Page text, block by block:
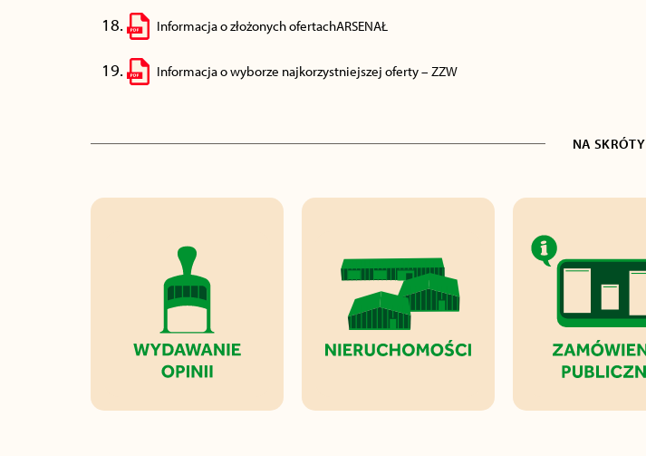
Informacja o złożonych ofertachARSENAŁ
Informacja o wyborze najkorzystniejszej oferty – ZZW
NA SKRÓTY